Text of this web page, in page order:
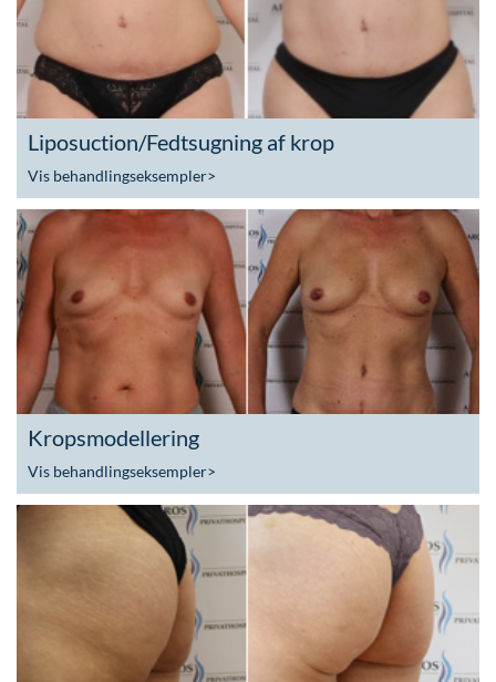
Liposuction/Fedtsugning af krop
Vis behandlingseksempler>
Kropsmodellering
Vis behandlingseksempler>